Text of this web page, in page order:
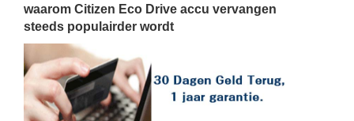
waarom Citizen Eco Drive accu vervangen
steeds populairder wordt